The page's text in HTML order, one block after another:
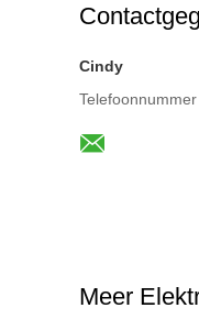
Cindy
Telefoonnummer
Meer